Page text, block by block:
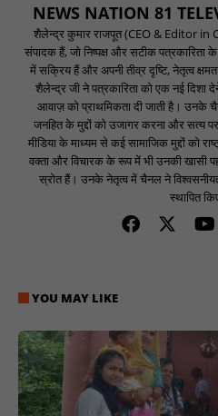
NEWS NATION 81
शैलेन्द्र कुमार राजपूत (CEO & Editor in
संपादक हैं, जो निष्पक्ष और सटीक पत्रकारिता
में सक्रिय हैं और अपनी तीव्र दृष्टि, नेतृत्व
शैलेन्द्र जी ने पत्रकारिता को एक नई दिशा
आवाज़ को प्राथमिकता दी जाती है। उनके
जनहित के मुद्दों को उजागर करना और सत्य
मीडिया के माध्यम से कई सामाजिक मुद्दों को
वक्ता और विचारक के रूप में भी उनकी खासी
स्रोत हैं। उनके नेतृत्व में चैनल ने
स्थापित
YOU MAY LIKE